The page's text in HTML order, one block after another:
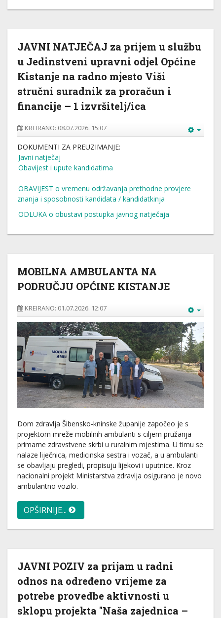
JAVNI NATJEČAJ za prijem u službu
u Jedinstveni upravni odjel Općine
Kistanje na radno mjesto Viši
stručni suradnik za proračun i
financije – 1 izvršitelj/ica
KREIRANO: 08.07.2026. 15:07
DOKUMENTI ZA PREUZIMANJE:
Javni natječaj
Obavijest i upute kandidatima
OBAVIJEST o vremenu održavanja prethodne provjere
znanja i sposobnosti kandidata / kandidatkinja
ODLUKA o obustavi postupka javnog natječaja
MOBILNA AMBULANTA NA
PODRUČJU OPĆINE KISTANJE
KREIRANO: 01.07.2026. 12:07
Dom zdravlja Šibensko-kninske županije započeo je s
projektom mreže mobilnih ambulanti s ciljem pružanja
primarne zdravstvene skrbi u ruralnim mjestima. U timu se
nalaze liječnica, medicinska sestra i vozač, a u ambulanti
se obavljaju pregledi, propisuju lijekovi i uputnice. Kroz
nacionalni projekt Ministarstva zdravlja osigurano je novo
ambulantno vozilo.
OPŠIRNIJE...
JAVNI POZIV za prijam u radni
odnos na određeno vrijeme za
potrebe provedbe aktivnosti u
sklopu projekta "Naša zajednica –